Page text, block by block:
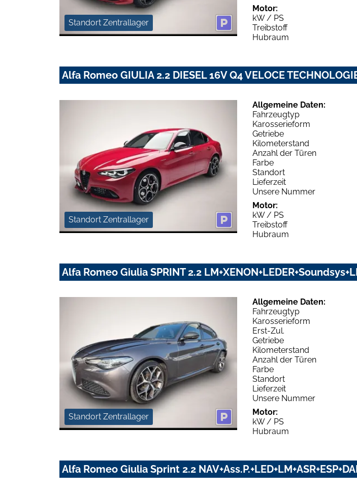
Standort Zentrallager
Motor:
kW / PS
Treibstoff
Hubraum
Alfa Romeo GIULIA 2.2 DIESEL 16V Q4 VELOCE
Standort Zentrallager
Allgemeine Daten:
Fahrzeugtyp
Karosserieform
Getriebe
Kilometerstand
Anzahl der Türen
Farbe
Standort
Lieferzeit
Unsere Nummer
Motor:
kW / PS
Treibstoff
Hubraum
Alfa Romeo Giulia SPRINT 2.2
Standort Zentrallager
Allgemeine Daten:
Fahrzeugtyp
Karosserieform
Erst-Zul.
Getriebe
Kilometerstand
Anzahl der Türen
Farbe
Standort
Lieferzeit
Unsere Nummer
Motor:
kW / PS
Hubraum
Alfa Romeo Giulia Sprint 2.2